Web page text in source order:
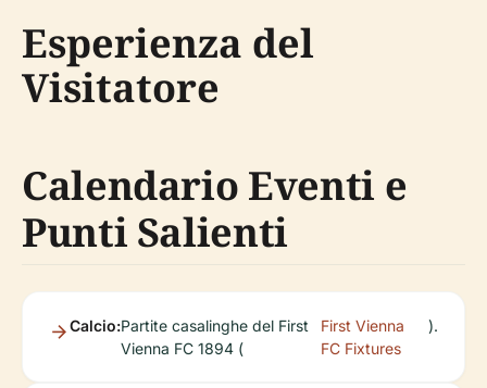
Esperienza del
Visitatore
Calendario Eventi e
Punti Salienti
Calcio:Partite casalinghe del First
Vienna FC 1894 (
First Vienna
FC Fixtures
).